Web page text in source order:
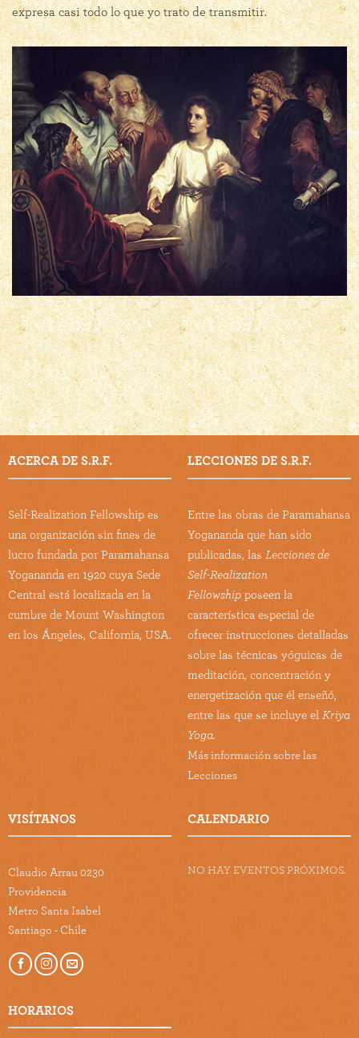
expresa casi todo lo que yo trato de transmitir.
ACERCA DE S.R.F.
Self-Realization Fellowship es
una organización sin fines de
lucro fundada por Paramahansa
Yogananda en 1920 cuya Sede
Central está localizada en la
cumbre de Mount Washington
en los Ángeles, California, USA.
LECCIONES DE S.R.F.
Entre las obras de Paramahansa
Yogananda que han sido
publicadas, las Lecciones de
Self-Realization
Fellowship poseen la
característica especial de
ofrecer instrucciones detalladas
sobre las técnicas yóguicas de
meditación, concentración y
energetización que él enseñó,
entre las que se incluye el Kriya
Yoga.
Más información sobre las
Lecciones
VISÍTANOS
Claudio Arrau 0230
Providencia
Metro Santa Isabel
Santiago - Chile
HORARIOS
CALENDARIO
NO HAY EVENTOS PRÓXIMOS.